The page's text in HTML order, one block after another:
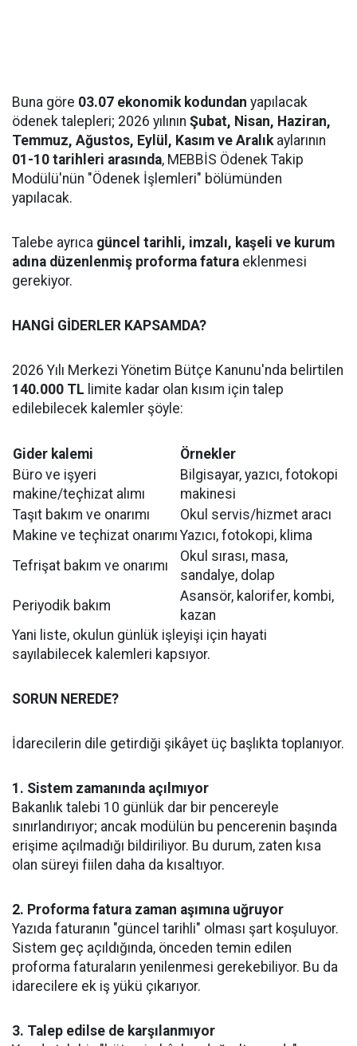
Buna göre 03.07 ekonomik kodundan yapılacak
ödenek talepleri; 2026 yılının Şubat, Nisan, Haziran,
Temmuz, Ağustos, Eylül, Kasım ve Aralıkaylarının
01-10 tarihleri arasında, MEBBİS Ödenek Takip
Modülü'nün "Ödenek İşlemleri" bölümünden
yapılacak.
Talebe ayrıca güncel tarihli, imzalı, kaşeli ve kurum
adına düzenlenmiş proforma fatura eklenmesi
gerekiyor.
HANGİ GİDERLER KAPSAMDA?
2026 Yılı Merkezi Yönetim Bütçe Kanunu'nda belirtilen
140.000 TL limite kadar olan kısım için talep
edilebilecek kalemler şöyle:
Gider kalemi
Örnekler
Büro ve işyeri
makine/teçhizat alımı
Bilgisayar, yazıcı, fotokopi
makinesi
Taşıt bakım ve onarımı
Okul servis/hizmet aracı
Makine ve teçhizat onarımı Yazıcı, fotokopi, klima
Tefrişat bakım ve onarımı
Okul sırası, masa,
sandalye, dolap
Periyodik bakım
Asansör, kalorifer, kombi,
kazan
Yani liste, okulun günlük işleyişi için hayati
sayılabilecek kalemleri kapsıyor.
SORUN NEREDE?
İdarecilerin dile getirdiği şikâyet üç başlıkta toplanıyor.
1. Sistem zamanında açılmıyor
Bakanlık talebi 10 günlük dar bir pencereyle
sınırlandırıyor; ancak modülün bu pencerenin başında
erişime açılmadığı bildiriliyor. Bu durum, zaten kısa
olan süreyi fiilen daha da kısaltıyor.
2. Proforma fatura zaman aşımına uğruyor
Yazıda faturanın "güncel tarihli" olması şart koşuluyor.
Sistem geç açıldığında, önceden temin edilen
proforma faturaların yenilenmesi gerekebiliyor. Bu da
idarecilere ek iş yükü çıkarıyor.
3. Talep edilse de karşılanmıyor